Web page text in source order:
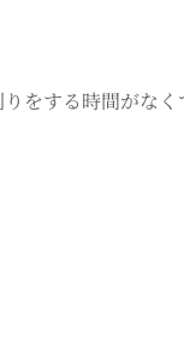
る時間がなく